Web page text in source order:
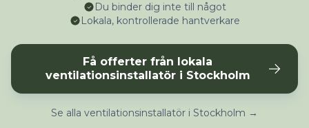
Du binder dig inte till något
Lokala, kontrollerade hantverkare
Få offerter från lokala
ventilationsinstallatör i Stockholm
Se alla ventilationsinstallatör i Stockholm →